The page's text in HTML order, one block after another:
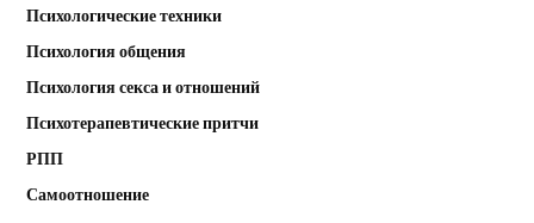
Психологические техники
Психология общения
Психология секса и отношений
Психотерапевтические притчи
РПП
Самоотношение